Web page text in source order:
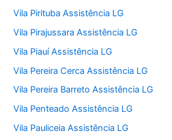
Vila Pirituba Assistência LG
Vila Pirajussara Assistência LG
Vila Piauí Assistência LG
Vila Pereira Cerca Assistência LG
Vila Pereira Barreto Assistência LG
Vila Penteado Assistência LG
Vila Pauliceia Assistência LG